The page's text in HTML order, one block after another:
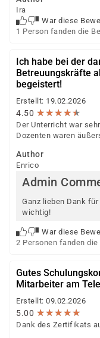
Ira
War diese
1 Person fanden die
Ich habe bei der
Betreuungskräfte
begeistert!
Erstellt: 19.02.2026
4.50 ★★★★★
★★★★★
Der Unterricht war
Dozenten waren
Author
Enrico
Admin
Ganz lieben Dank
wichtig!
War diese
2 Personen fanden
Gutes
Mitarbeiter am
Erstellt: 09.02.2026
5.00 ★★★★★
★★★★★
Dank des Zertifikats